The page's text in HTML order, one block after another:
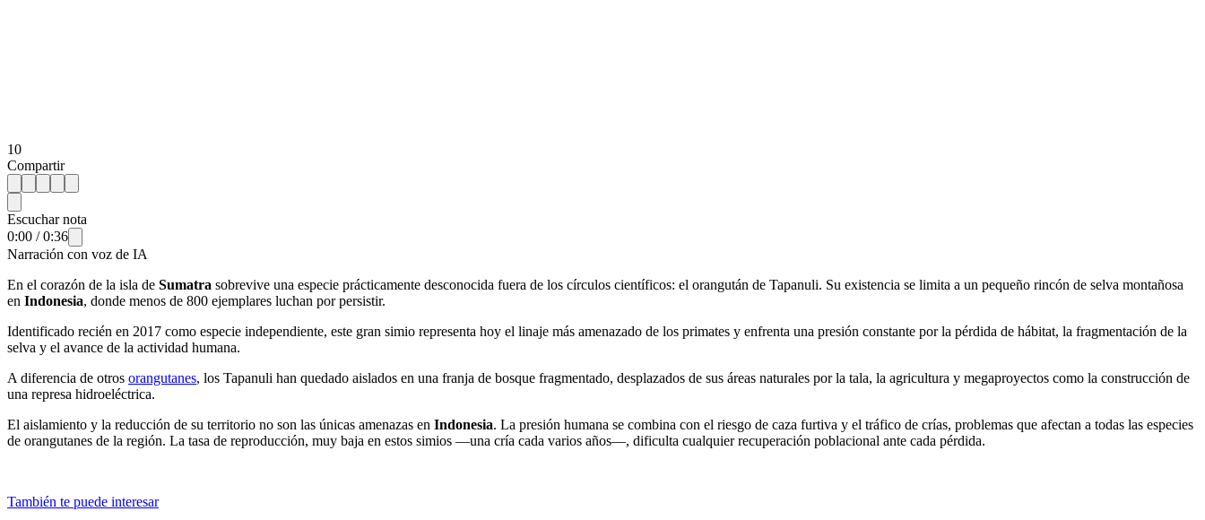
10
Compartir
Escuchar nota
0:00 /0:36
Narración con voz de IA
En el corazón de la isla de Sumatra sobrevive una especie prácticamente desconocida fuera de los círculos científicos: el orangután de Tapanuli. Su existencia se limita a un pequeño rincón de selva montañosa
en Indonesia, donde menos de 800 ejemplares luchan por persistir.
Identificado recién en 2017 como especie independiente, este gran simio representa hoy el linaje más amenazado de los primates y enfrenta una presión constante por la pérdida de hábitat, la fragmentación de la
selva y el avance de la actividad humana.
A diferencia de otros orangutanes, los Tapanuli han quedado aislados en una franja de bosque fragmentado, desplazados de sus áreas naturales por la tala, la agricultura y megaproyectos como la construcción de
una represa hidroeléctrica.
El aislamiento y la reducción de su territorio no son las únicas amenazas en Indonesia. La presión humana se combina con el riesgo de caza furtiva y el tráfico de crías, problemas que afectan a todas las especies
de orangutanes de la región. La tasa de reproducción, muy baja en estos simios —una cría cada varios años—, dificulta cualquier recuperación poblacional ante cada pérdida.
También te puede interesar